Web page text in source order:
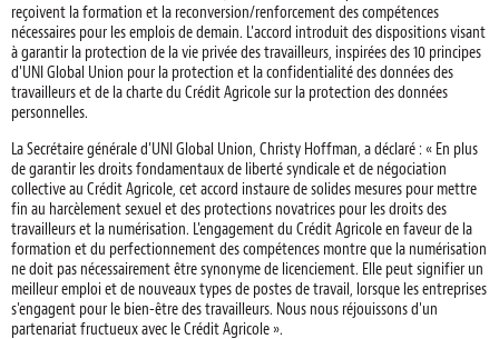
reçoivent la formation et la reconversion/renforcement des compétences
nécessaires pour les emplois de demain. L'accord introduit des dispositions visant
à garantir la protection de la vie privée des travailleurs, inspirées des 10 principes
d'UNI Global Union pour la protection et la confidentialité des données des
travailleurs et de la charte du Crédit Agricole sur la protection des données
personnelles.
La Secrétaire générale d’UNI Global Union, Christy Hoffman, a déclaré : « En plus
de garantir les droits fondamentaux de liberté syndicale et de négociation
collective au Crédit Agricole, cet accord instaure de solides mesures pour mettre
fin au harcèlement sexuel et des protections novatrices pour les droits des
travailleurs et la numérisation. L'engagement du Crédit Agricole en faveur de la
formation et du perfectionnement des compétences montre que la numérisation
ne doit pas nécessairement être synonyme de licenciement. Elle peut signifier un
meilleur emploi et de nouveaux types de postes de travail, lorsque les entreprises
s'engagent pour le bien-être des travailleurs. Nous nous réjouissons d'un
partenariat fructueux avec le Crédit Agricole ».